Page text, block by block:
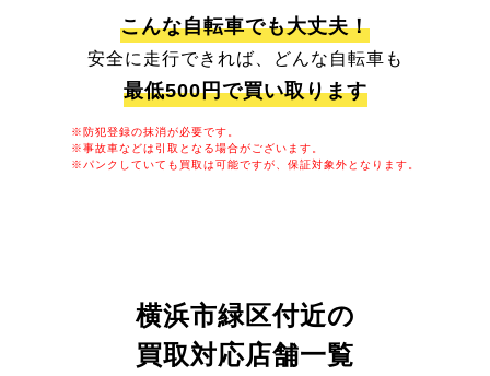
こんな自転車でも大丈夫！
安全に走行できれば、どんな自転車も
最低500円で買い取ります
※防犯登録の抹消が必要です。
※事故車などは引取となる場合がございます。
※パンクしていても買取は可能ですが、保証対象外となります。
横浜市緑区付近の
買取対応店舗一覧